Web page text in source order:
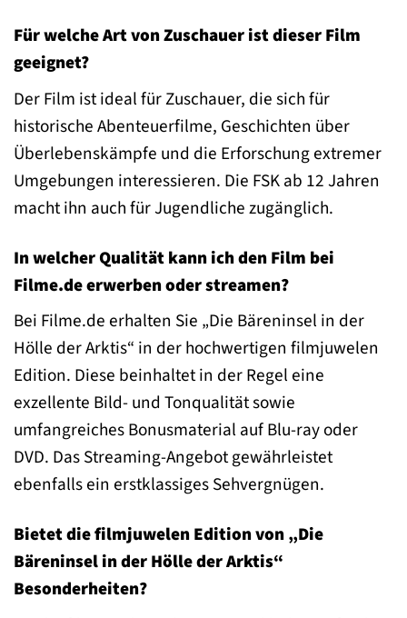
Für welche Art von Zuschauer ist dieser Film
geeignet?
Der Film ist ideal für Zuschauer, die sich für
historische Abenteuerfilme, Geschichten über
Überlebenskämpfe und die Erforschung extremer
Umgebungen interessieren. Die FSK ab 12 Jahren
macht ihn auch für Jugendliche zugänglich.
In welcher Qualität kann ich den Film bei
Filme.de erwerben oder streamen?
Bei Filme.de erhalten Sie „Die Bäreninsel in der
Hölle der Arktis“ in der hochwertigen filmjuwelen
Edition. Diese beinhaltet in der Regel eine
exzellente Bild- und Tonqualität sowie
umfangreiches Bonusmaterial auf Blu-ray oder
DVD. Das Streaming-Angebot gewährleistet
ebenfalls ein erstklassiges Sehvergnügen.
Bietet die filmjuwelen Edition von „Die
Bäreninsel in der Hölle der Arktis“
Besonderheiten?